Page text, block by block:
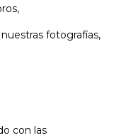
fotografías,
con las